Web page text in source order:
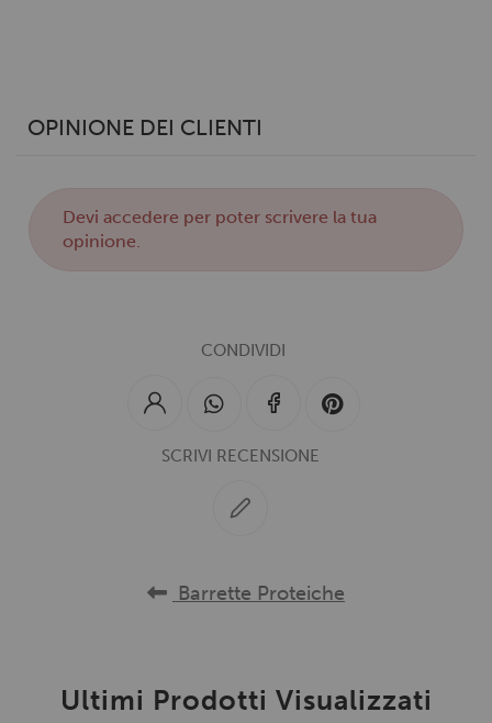
OPINIONE DEI CLIENTI
Deviaccedere per poter scrivere la tua
opinione.
CONDIVIDI
SCRIVI RECENSIONE
Barrette Proteiche
Ultimi Prodotti Visualizzati